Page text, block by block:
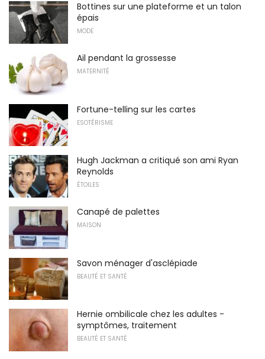
Bottines sur une plateforme et un talon
épais
MODE
Ail pendant la grossesse
MATERNITÉ
Fortune-telling sur les cartes
ESOTÉRISME
Hugh Jackman a critiqué son ami Ryan
Reynolds
ÉTOILES
Canapé de palettes
MAISON
Savon ménager d'asclépiade
BEAUTÉ ET SANTÉ
Hernie ombilicale chez les adultes -
symptômes, traitement
BEAUTÉ ET SANTÉ